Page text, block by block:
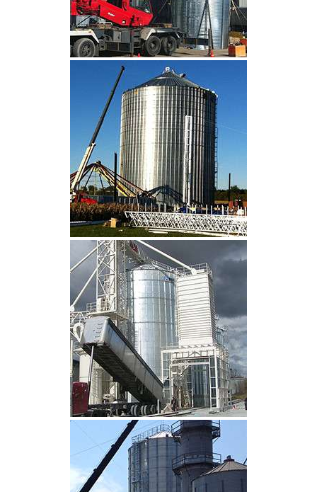
CLIQUEZ POUR AGRANDIR
CLIQUEZ POUR AGRANDIR
CLIQUEZ POUR AGRANDIR